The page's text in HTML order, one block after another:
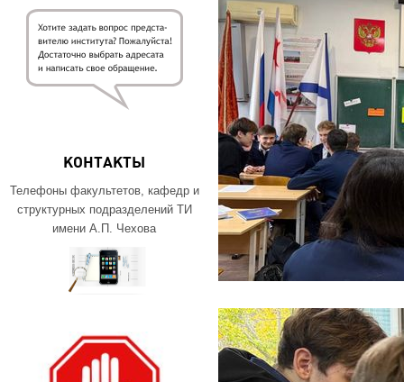
КОНТАКТЫ
Телефоны факультетов, кафедр и
структурных подразделений ТИ
имени А.П. Чехова